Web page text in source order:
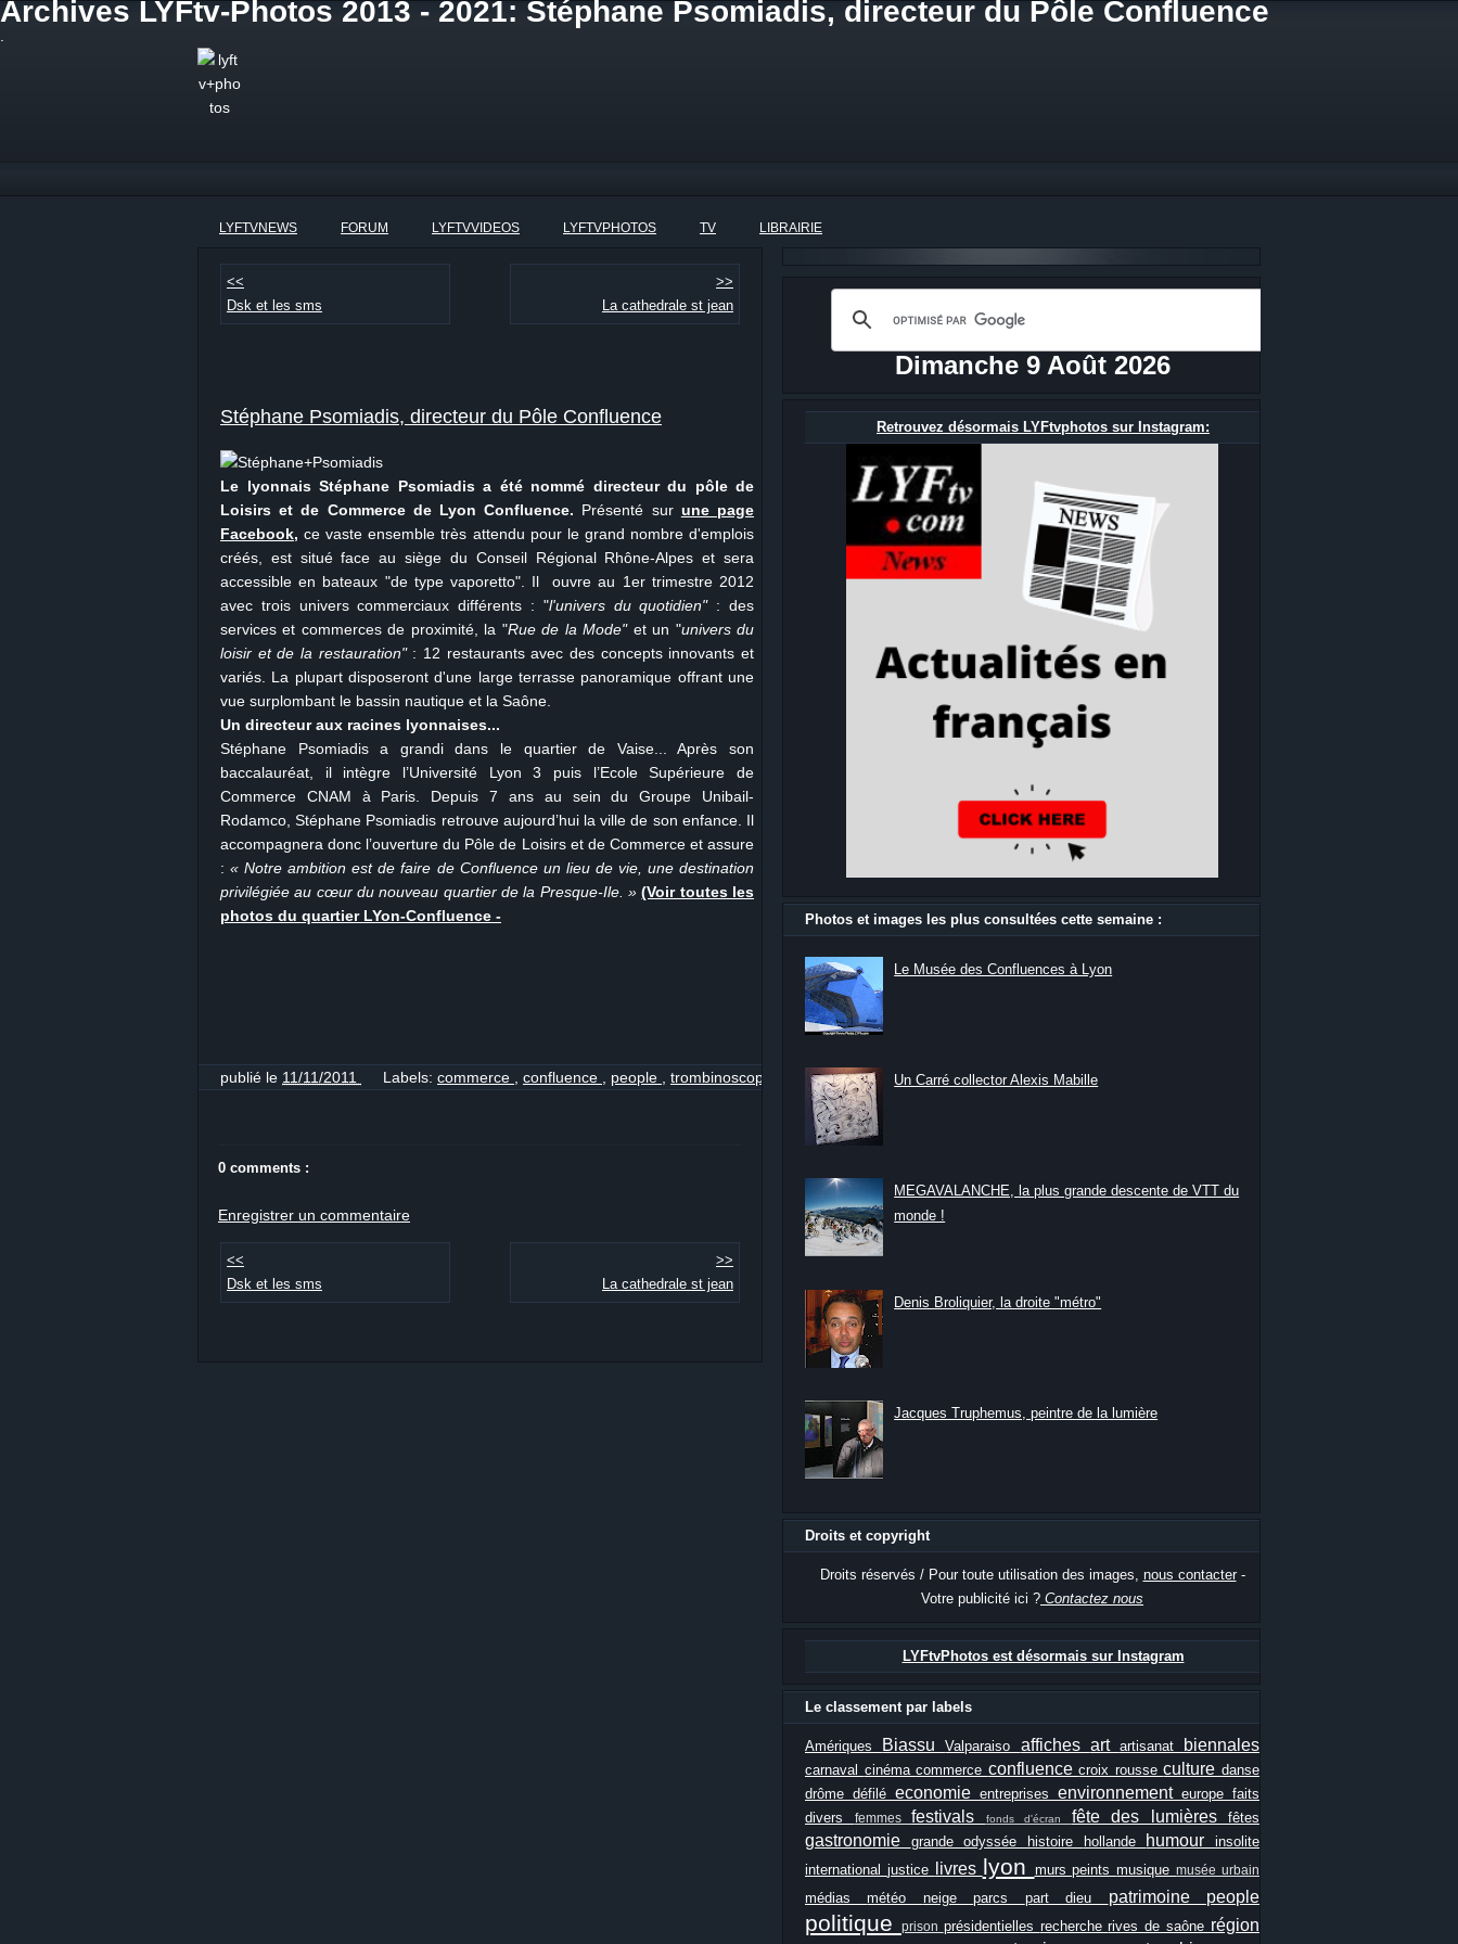
Archives LYFtv-Photos 2013 - 2021: Stéphane Psomiadis, directeur du Pôle Confluence
LYFTVNEWS FORUM LYFTVVIDEOS LYFTVPHOTOS TV LIBRAIRIE
<<
Dsk et les sms
>>
La cathedrale st jean
Stéphane Psomiadis, directeur du Pôle Confluence
Le lyonnais Stéphane Psomiadis a été nommé directeur du pôle de
Loisirs et de Commerce de Lyon Confluence. Présenté sur une page
Facebook, ce vaste ensemble très attendu pour le grand nombre d'emplois
créés, est situé face au siège du Conseil Régional Rhône-Alpes et sera
accessible en bateaux "de type vaporetto". Il ouvre au 1er trimestre 2012
avec trois univers commerciaux différents : "l'univers du quotidien": des
services et commerces de proximité, la "Rue de la Mode"et un "univers du
loisir et de la restauration": 12 restaurants avec des concepts innovants et
variés. La plupart disposeront d'une large terrasse panoramique offrant une
vue surplombant le bassin nautique et la Saône.
Un directeur aux racines lyonnaises...
Stéphane Psomiadis a grandi dans le quartier de Vaise... Après son
baccalauréat, il intègre l’Université Lyon 3 puis l’Ecole Supérieure de
Commerce CNAM à Paris. Depuis 7 ans au sein du Groupe Unibail-
Rodamco, Stéphane Psomiadis retrouve aujourd’hui la ville de son enfance. Il
accompagnera donc l’ouverture du Pôle de Loisirs et de Commerce et assure
:« Notre ambition est de faire de Confluence un lieu de vie, une destination
privilégiée au cœur du nouveau quartier de la Presque-Ile. » (Voir toutes les
photos du quartier LYon-Confluence -
publié le 11/11/2011 Labels: commerce confluence people trombinoscope
0 comments :
Enregistrer un commentaire
<<
Dsk et les sms
>>
La cathedrale st jean
Dimanche 9 Août 2026
Retrouvez désormais LYFtvphotos sur Instagram:
Photos et images les plus consultées cette semaine :
Le Musée des Confluences à Lyon
Un Carré collector Alexis Mabille
MEGAVALANCHE, la plus grande descente de VTT du
monde !
Denis Broliquier, la droite "métro"
Jacques Truphemus, peintre de la lumière
Droits et copyright
Droits réservés / Pour toute utilisation des images, nous contacter-
Votre publicité ici ? Contactez nous
LYFtvPhotos est désormais sur Instagram
Le classement par labels
Amériques BiassuValparaiso affiches art artisanat biennales
carnaval cinémacommerce confluencecroix rousseculturedanse
drôme défilé economie entreprises environnement europe faits
divers
femmes festivals fonds d'écran fête des lumières fêtes
gastronomie grande odyssée histoire hollande humourinsolite
international justice livres lyon murs peintsmusiquemusée urbain
médiasmétéo neigeparcs part dieu patrimoine people
politique prison présidentielles rechercherives de saône région